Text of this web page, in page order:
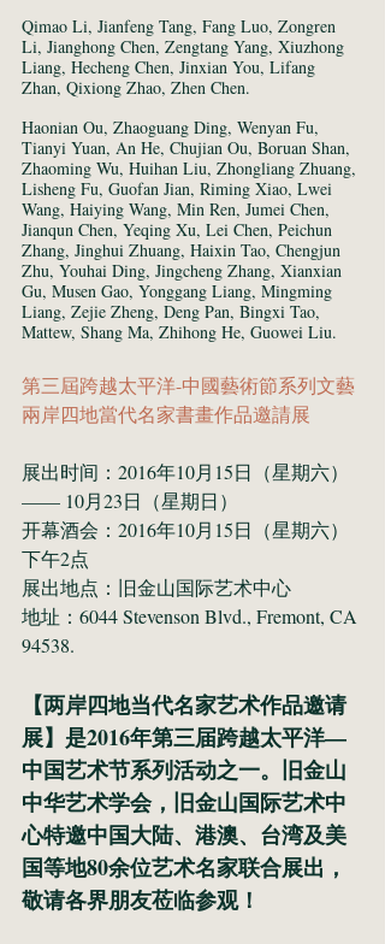
Qimao Li, Jianfeng Tang, Fang Luo, Zongren
Li, Jianghong Chen, Zengtang Yang, Xiuzhong
Liang, Hecheng Chen, Jinxian You, Lifang
Zhan, Qixiong Zhao, Zhen Chen.
Haonian Ou, Zhaoguang Ding, Wenyan Fu,
Tianyi Yuan, An He, Chujian Ou, Boruan Shan,
Zhaoming Wu, Huihan Liu, Zhongliang Zhuang,
Lisheng Fu, Guofan Jian, Riming Xiao, Lwei
Wang, Haiying Wang, Min Ren, Jumei Chen,
Jianqun Chen, Yeqing Xu, Lei Chen, Peichun
Zhang, Jinghui Zhuang, Haixin Tao, Chengjun
Zhu, Youhai Ding, Jingcheng Zhang, Xianxian
Gu, Musen Gao, Yonggang Liang, Mingming
Liang, Zejie Zheng, Deng Pan, Bingxi Tao,
Mattew, Shang Ma, Zhihong He, Guowei Liu.
第三屆跨越太平洋-中國藝術節系列文藝
兩岸四地當代名家書畫作品邀請展
展出时间：2016年10月15日（星期六）
—— 10月23日（星期日）
开幕酒会：2016年10月15日（星期六）
下午2点
展出地点：旧金山国际艺术中心
地址：6044 Stevenson Blvd., Fremont, CA
94538.
【两岸四地当代名家艺术作品邀请
展】是2016年第三届跨越太平洋—
中国艺术节系列活动之一。旧金山
中华艺术学会，旧金山国际艺术中
心特邀中国大陆、港澳、台湾及美
国等地80余位艺术名家联合展出，
敬请各界朋友莅临参观！